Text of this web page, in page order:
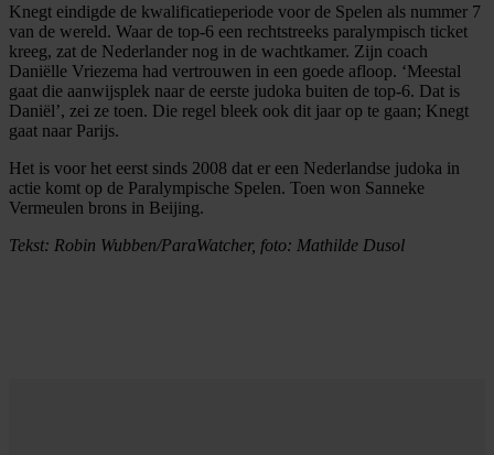
Knegt eindigde de kwalificatieperiode voor de Spelen als nummer 7
van de wereld. Waar de top-6 een rechtstreeks paralympisch ticket
kreeg, zat de Nederlander nog in de wachtkamer. Zijn coach
Daniëlle Vriezema had vertrouwen in een goede afloop. ‘Meestal
gaat die aanwijsplek naar de eerste judoka buiten de top-6. Dat is
Daniël’, zei ze toen. Die regel bleek ook dit jaar op te gaan; Knegt
gaat naar Parijs.
Het is voor het eerst sinds 2008 dat er een Nederlandse judoka in
actie komt op de Paralympische Spelen. Toen won Sanneke
Vermeulen brons in Beijing.
Tekst: Robin Wubben/ParaWatcher, foto: Mathilde Dusol